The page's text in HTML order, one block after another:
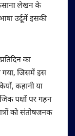
लेखन के
उर्दूमें इसकी
का
गया, जिसमें इस
कहानी या
पक्षों पर गहन
को संतोषजनक